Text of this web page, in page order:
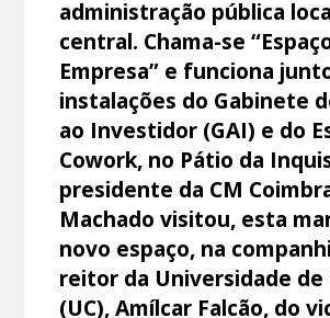
administração pública
central. Chama-se
Empresa” e funciona
instalações do Gabinete
ao Investidor (GAI) e do
Cowork, no Pátio da
presidente da CM
Machado visitou, esta
novo espaço, na
reitor da Universidade de
(UC), Amílcar Falcão, do